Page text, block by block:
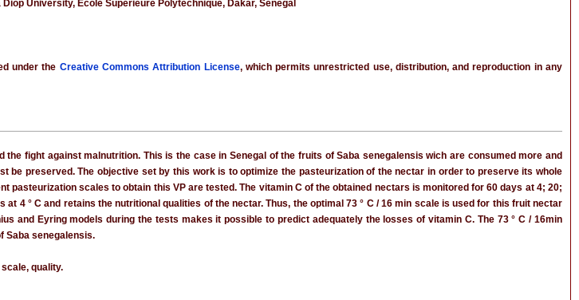
University, Ecole Supérieure Polytechnique, Dakar, Senegal
under the Creative Commons Attribution License, which permits unrestricted use, distribution, and reproduction in any
fight against malnutrition. This is the case in Senegal of the fruits of Saba senegalensis wich are consumed more and
be preserved. The objective set by this work is to optimize the pasteurization of the nectar in order to preserve its whole
pasteurization scales to obtain this VP are tested. The vitamin C of the obtained nectars is monitored for 60 days at 4; 20;
4 ° C and retains the nutritional qualities of the nectar. Thus, the optimal 73 ° C / 16 min scale is used for this fruit nectar
and Eyring models during the tests makes it possible to predict adequately the losses of vitamin C. The 73 ° C / 16min
Saba senegalensis.
quality.